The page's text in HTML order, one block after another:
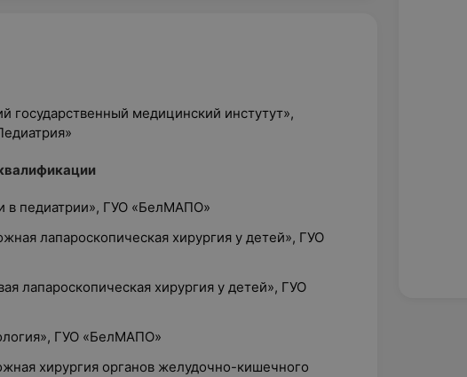
государственный медицинский инстутут»,
в педиатрии», ГУО «БелМАПО»
лапароскопическая хирургия у детей», ГУО
лапароскопическая хирургия у детей», ГУО
ГУО «БелМАПО»
хирургия органов желудочно-кишечного